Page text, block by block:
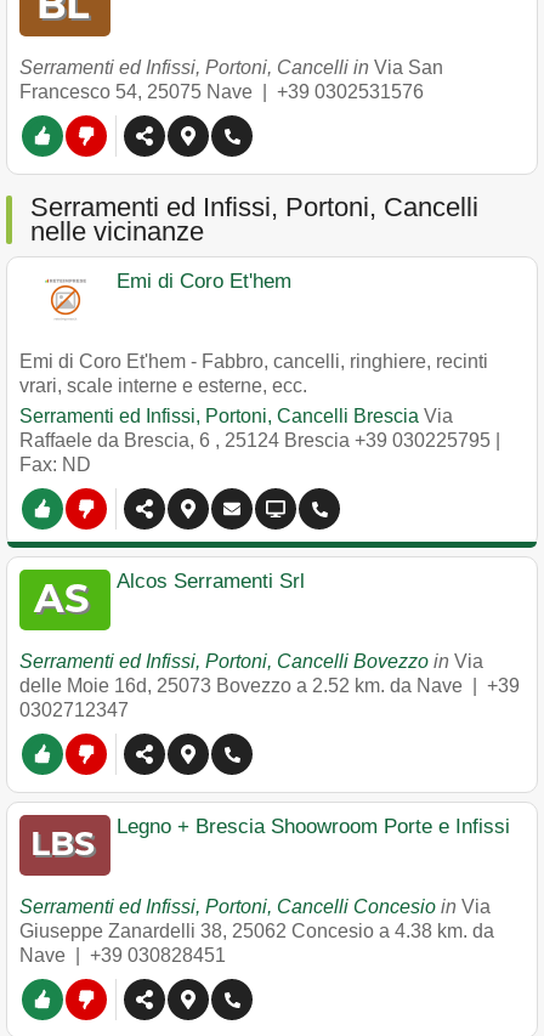
Serramenti ed Infissi, Portoni, Cancelli in Via San
Francesco 54, 25075 Nave +39 0302531576
Serramenti ed Infissi, Portoni, Cancelli
nelle vicinanze
Emi di Coro Et'hem
Emi di Coro Et'hem - Fabbro, cancelli, ringhiere, recinti
vrari, scale interne e esterne, ecc.
Serramenti ed Infissi, Portoni, Cancelli Brescia Via
Raffaele da Brescia, 6 , 25124 Brescia +39 030225795
Fax: ND
Alcos Serramenti Srl
Serramenti ed Infissi, Portoni, Cancelli Bovezzo in Via
delle Moie 16d, 25073 Bovezzo a 2.52 km. da Nave | +39
0302712347
Legno + Brescia Shoowroom Porte e Infissi
Serramenti ed Infissi, Portoni, Cancelli Concesio in Via
Giuseppe Zanardelli 38, 25062 Concesio a 4.38 km. da
Nave | +39 030828451